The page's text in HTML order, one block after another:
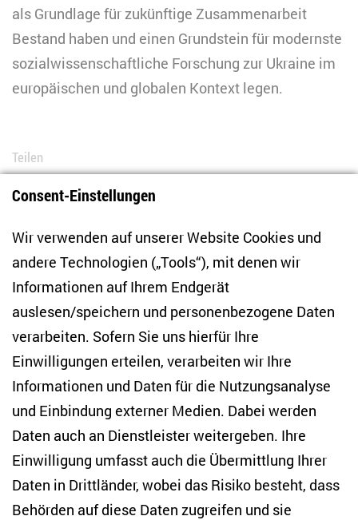
als Grundlage für zukünftige Zusammenarbeit
Bestand haben und einen Grundstein für modernste
sozialwissenschaftliche Forschung zur Ukraine im
europäischen und globalen Kontext legen.
Teilen
BlueskyLinkedInFacebook
Zentrum für Osteuropa- und internationale
Studien
Anton-Wilhelm-Amo-Str. 60
10117 Berlin
Tel. +49 (30) 2005949-17
info(at)zois-berlin(dot)de
NEWSLETTER
Consent-Einstellungen
Wir verwenden auf unserer Website Cookies und
andere Technologien („Tools“), mit denen wir
Informationen auf Ihrem Endgerät
auslesen/speichern und personenbezogene Daten
verarbeiten. Sofern Sie uns hierfür Ihre
Einwilligungen erteilen, verarbeiten wir Ihre
Informationen und Daten für die Nutzungsanalyse
und Einbindung externer Medien. Dabei werden
Daten auch an Dienstleister weitergeben. Ihre
Einwilligung umfasst auch die Übermittlung Ihrer
Daten in Drittländer, wobei das Risiko besteht, dass
Behörden auf diese Daten zugreifen und sie